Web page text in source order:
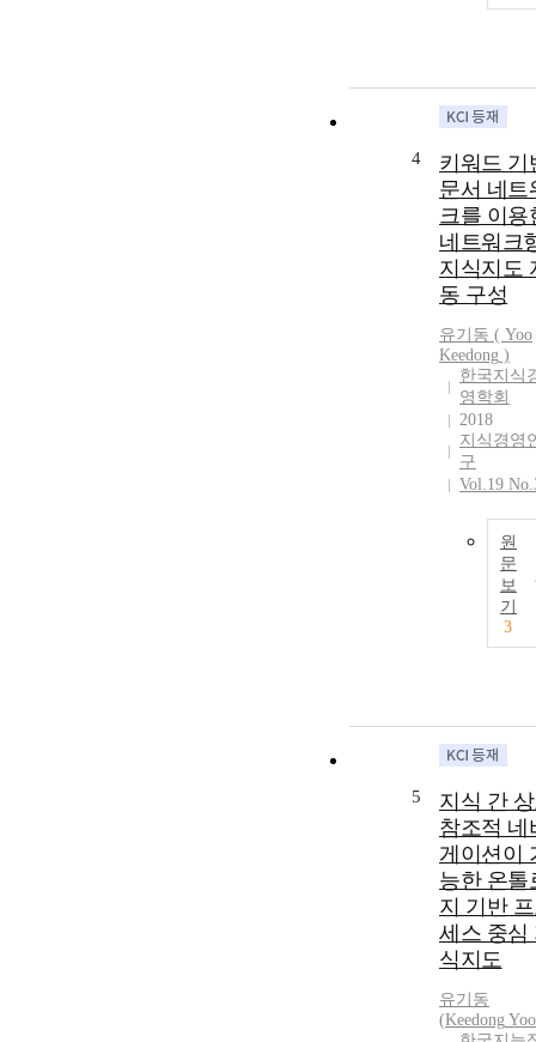
4
키워드 기
문서 네트
크를 이용
네트워크
지식지도
동 구성
유기동 ( Yoo
Keedong )
한국지식
영학회
2018
지식경영
구
Vol.19
원
문
보
기
3
5
지식 간
참조적 네
게이션이
능한 온톨
지 기반
세스 중심
식지도
유기동
(Keedong Yoo